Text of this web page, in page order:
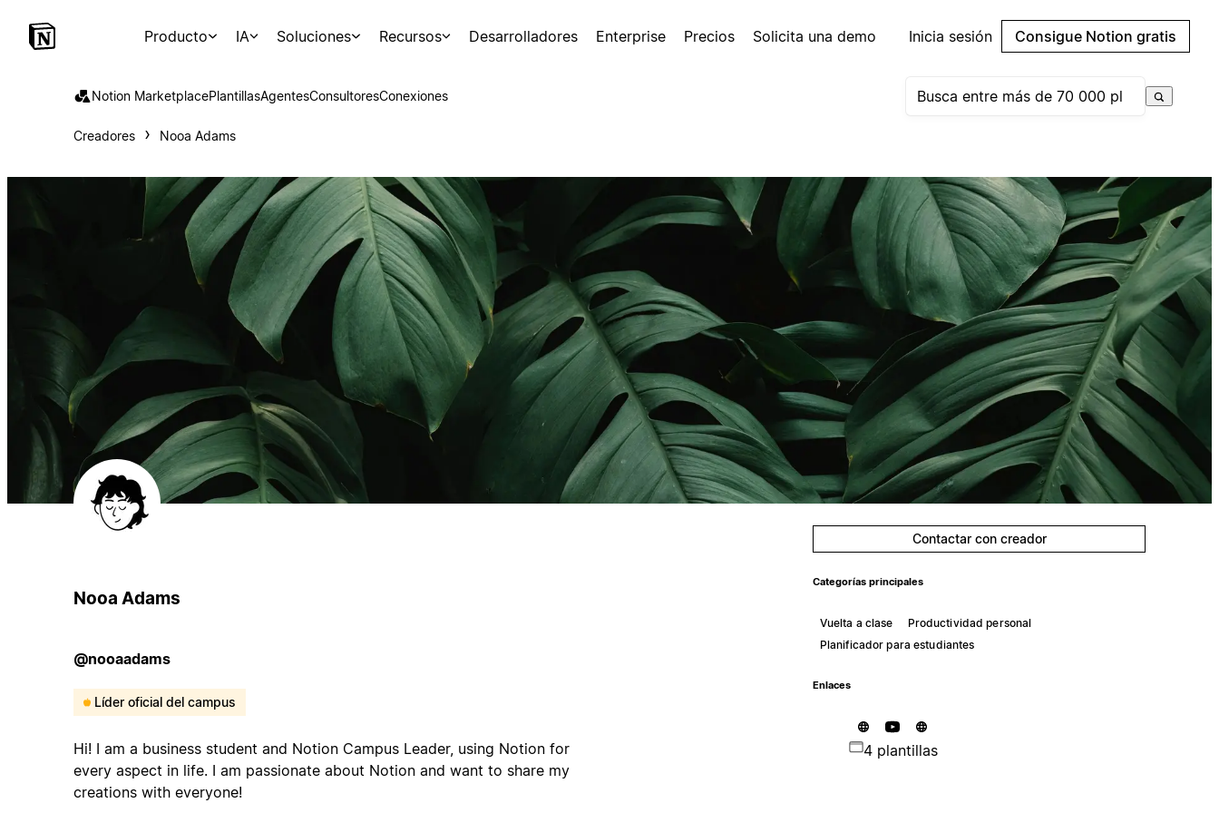
Producto IA Soluciones Recursos Desarrolladores Enterprise Precios Solicita una demo Inicia sesión Consigue Notion gratis
Notion MarketplacePlantillasAgentesConsultoresConexiones
Creadores Nooa Adams
Nooa Adams
@nooaadams
Líder oficial del campus
Hi! I am a business student and Notion Campus Leader, using Notion for
every aspect in life. I am passionate about Notion and want to share my
creations with everyone!
Contactar con creador
Categorías principales
Vuelta a clase
Productividad personal
Planificador para estudiantes
Enlaces
4 plantillas